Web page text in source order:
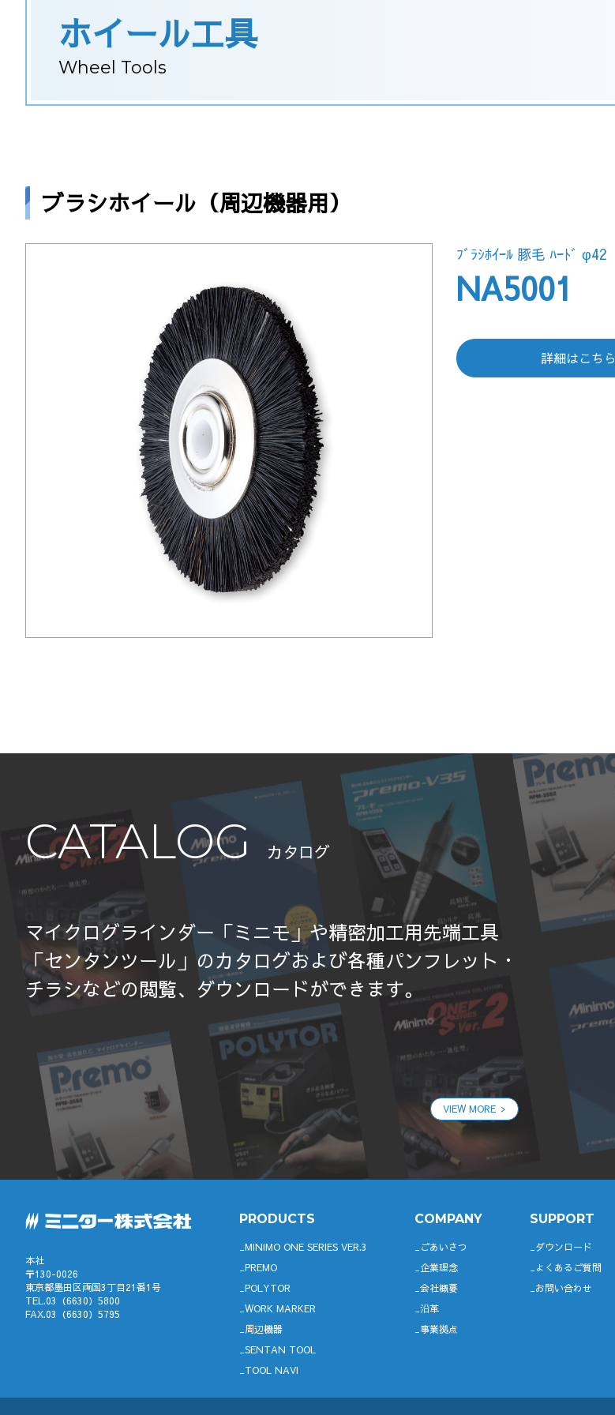
ホイール工具
Wheel Tools
ブラシホイール（周辺機器用）
ﾌﾞﾗｼﾎｲｰﾙ 豚毛 ﾊｰﾄﾞ φ42
NA5001
詳細はこちら
CATALOG カタログ
マイクログラインダー「ミニモ」や精密加工用先端工具
「センタンツール」のカタログおよび各種パンフレット・
チラシなどの閲覧、ダウンロードができます。
VIEW MORE
本社
〒130-0026
東京都墨田区両国3丁目21番1号
TEL.03（6630）5800
FAX.03（6630）5795
PRODUCTS
MINIMO ONE SERIES VER.3
PREMO
POLYTOR
WORK MARKER
周辺機器
SENTAN TOOL
TOOL NAVI
COMPANY
ごあいさつ
企業理念
会社概要
沿革
事業拠点
SUPPORT
ダウンロード
よくあるご質問
お問い合わせ